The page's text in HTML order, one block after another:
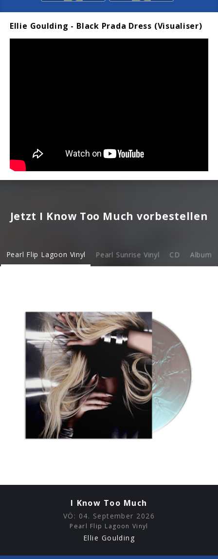
Ellie Goulding - Black Prada Dress (Visualiser)
Jetzt I Know Too Much vorbestellen
Pearl Flip Lagoon Vinyl Pearl Sunrise Vinyl CD Album
I Know Too Much
VÖ: 04. September 2026
Pearl Flip Lagoon Vinyl
Ellie Goulding